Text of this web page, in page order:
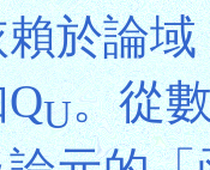
於論
U。從